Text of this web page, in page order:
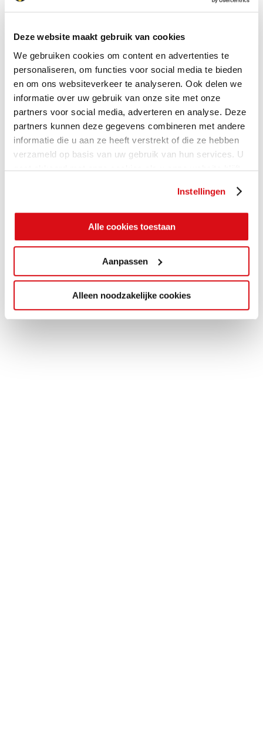
Deze website maakt gebruik van cookies
We gebruiken cookies om content en advertenties te
personaliseren, om functies voor social media te bieden
en om ons websiteverkeer te analyseren. Ook delen we
informatie over uw gebruik van onze site met onze
partners voor social media, adverteren en analyse. Deze
partners kunnen deze gegevens combineren met andere
informatie die u aan ze heeft verstrekt of die ze hebben
verzameld op basis van uw gebruik van hun services. U
gaat akkoord met onze cookies als u onze website blijft
Instellingen
Alle cookies toestaan
Aanpassen
Alleen noodzakelijke cookies